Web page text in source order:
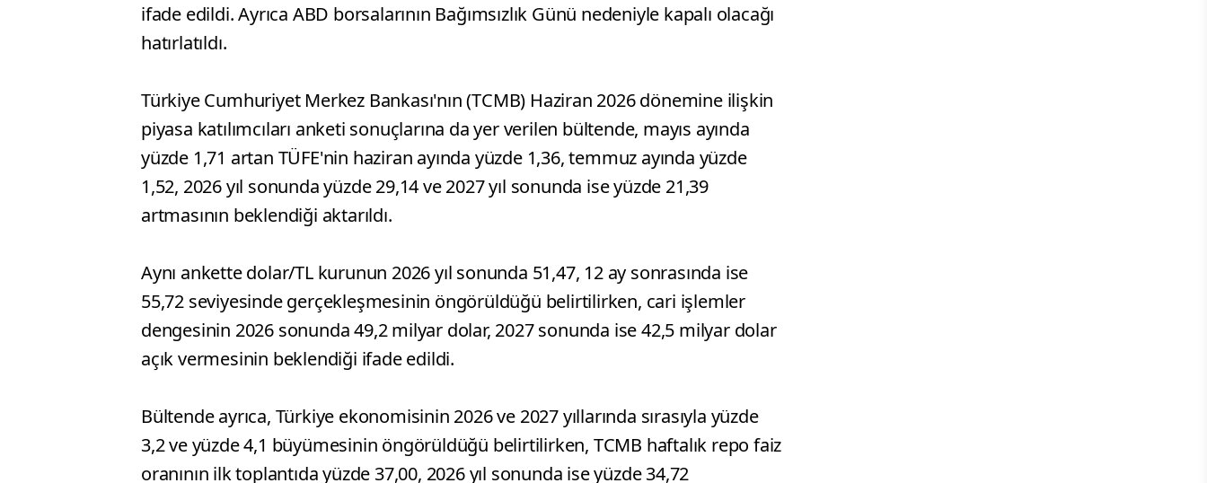
ifade edildi. Ayrıca ABD borsalarının Bağımsızlık Günü nedeniyle kapalı olacağı
hatırlatıldı.
Türkiye Cumhuriyet Merkez Bankası'nın (TCMB) Haziran 2026 dönemine ilişkin
piyasa katılımcıları anketi sonuçlarına da yer verilen bültende, mayıs ayında
yüzde 1,71 artan TÜFE'nin haziran ayında yüzde 1,36, temmuz ayında yüzde
1,52, 2026 yıl sonunda yüzde 29,14 ve 2027 yıl sonunda ise yüzde 21,39
artmasının beklendiği aktarıldı.
Aynı ankette dolar/TL kurunun 2026 yıl sonunda 51,47, 12 ay sonrasında ise
55,72 seviyesinde gerçekleşmesinin öngörüldüğü belirtilirken, cari işlemler
dengesinin 2026 sonunda 49,2 milyar dolar, 2027 sonunda ise 42,5 milyar dolar
açık vermesinin beklendiği ifade edildi.
Bültende ayrıca, Türkiye ekonomisinin 2026 ve 2027 yıllarında sırasıyla yüzde
3,2 ve yüzde 4,1 büyümesinin öngörüldüğü belirtilirken, TCMB haftalık repo faiz
oranının ilk toplantıda yüzde 37,00, 2026 yıl sonunda ise yüzde 34,72